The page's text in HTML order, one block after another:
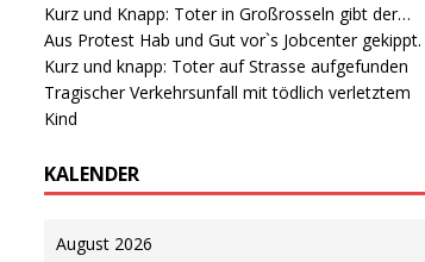
Kurz und Knapp: Toter in Großrosseln gibt der…
Aus Protest Hab und Gut vor`s Jobcenter gekippt.
Kurz und knapp: Toter auf Strasse aufgefunden
Tragischer Verkehrsunfall mit tödlich verletztem
Kind
KALENDER
August 2026